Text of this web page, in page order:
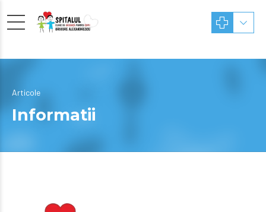
Articole
Informatii